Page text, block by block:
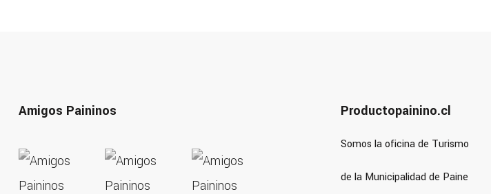
Amigos Paininos Productopainino.cl
Somos la oficina de Turismo
de la Municipalidad de Paine